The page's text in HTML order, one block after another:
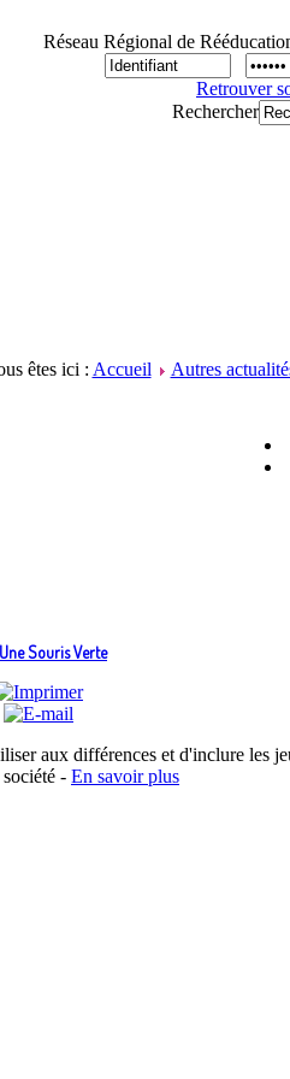
Réseau Régional de
Retrouver
Rechercher
êtes ici : Accueil Autres
Souris Verte
aux différences et d'inclure les
- En savoir plus